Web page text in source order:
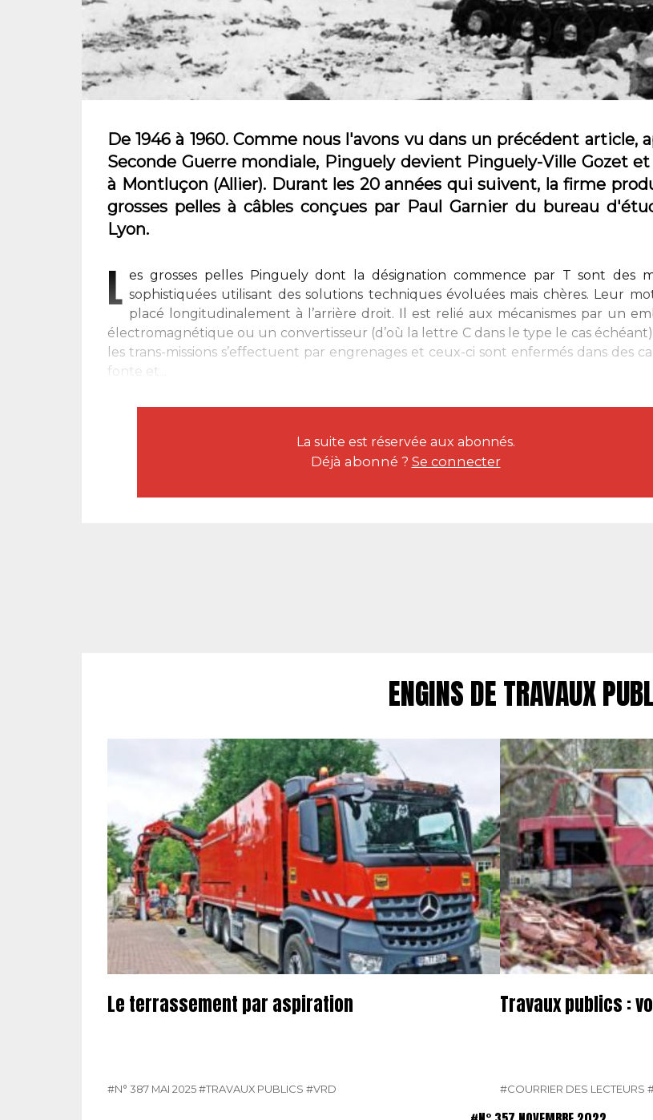
De 1946 à 1960. Comme nous l'avons vu dans un précédent article,
Seconde Guerre mondiale, Pinguely devient Pinguely-Ville Gozet
à Montluçon (Allier). Durant les 20 années qui suivent, la firme
grosses pelles à câbles conçues par Paul Garnier du bureau
Lyon.
L es grosses pelles Pinguely dont la désignation commence par T sont des
sophistiquées utilisant des solutions techniques évoluées mais chères. Leur
placé longitudinalement à l’arrière droit. Il est relié aux mécanismes par un
électromagnétique ou un convertisseur (d’où la lettre C dans le type le cas
les trans-missions s’effectuent par engrenages et ceux-ci sont enfermés dans des
fonte et...
La suite est réservée aux abonnés.
Déjà abonné ? Se connecter
ENGINS DE TRAVAUX
Le terrassement par aspiration
#N° 387 MAI 2025#TRAVAUX PUBLICS #VRD
Travaux publics :
#COURRIER DES LECTEURS